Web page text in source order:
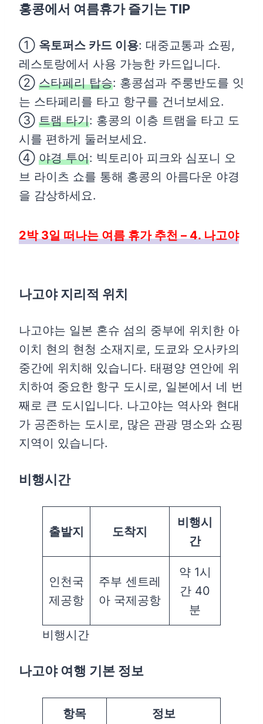
홍콩에서 여름휴가 즐기는 TIP
① 옥토퍼스 카드 이용: 대중교통과 쇼핑,
레스토랑에서 사용 가능한 카드입니다.
② 스타페리 탑승: 홍콩섬과 주룽반도를 잇
는 스타페리를 타고 항구를 건너보세요.
③ 트램 타기: 홍콩의 이층 트램을 타고 도
시를 편하게 둘러보세요.
④ 야경 투어: 빅토리아 피크와 심포니 오
브 라이츠 쇼를 통해 홍콩의 아름다운 야경
을 감상하세요.
2박 3일 떠나는 여름 휴가 추천 – 4. 나고야
나고야 지리적 위치
나고야는 일본 혼슈 섬의 중부에 위치한 아
이치 현의 현청 소재지로, 도쿄와 오사카의
중간에 위치해 있습니다. 태평양 연안에 위
치하여 중요한 항구 도시로, 일본에서 네 번
째로 큰 도시입니다. 나고야는 역사와 현대
가 공존하는 도시로, 많은 관광 명소와 쇼핑
지역이 있습니다.
비행시간
출발지 도착지
비행시
간
인천국
제공항
주부 센트레
아 국제공항
약 1시
간 40
분
비행시간
나고야 여행 기본 정보
항목 정보